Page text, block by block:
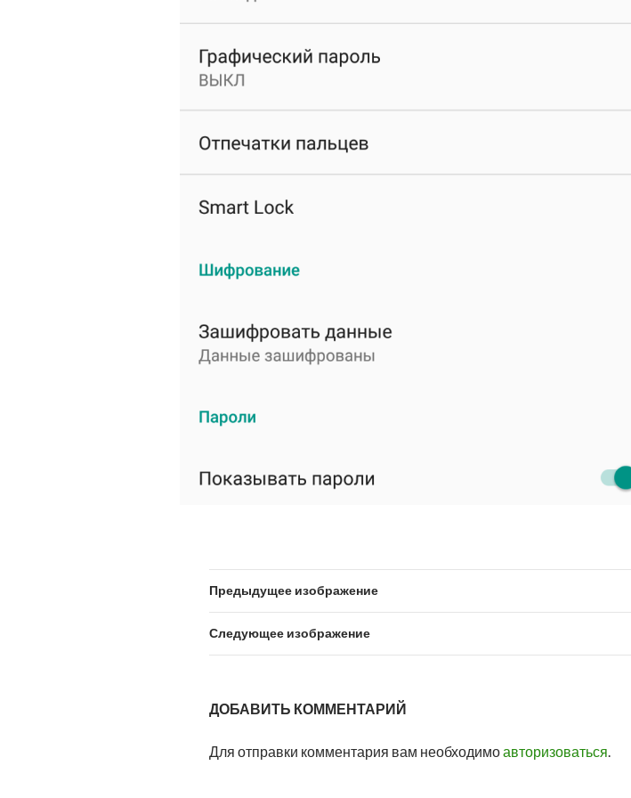
Предыдущее изображение
Следующее изображение
ДОБАВИТЬ КОММЕНТАРИЙ
Для отправки комментария вам необходимоавторизоваться.